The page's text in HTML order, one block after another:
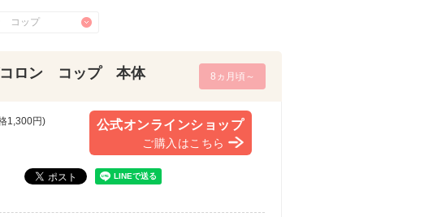
コロン コップ 本体 8ヵ月頃～
1,300円) 公式オンラインショップ
ご購入はこちら